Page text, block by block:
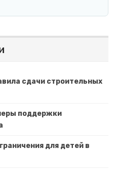
сдачи строительных
поддержки
для детей в